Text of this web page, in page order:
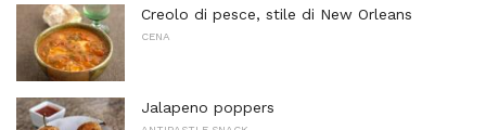
Creolo di pesce, stile di New Orleans
CENA
Jalapeno poppers